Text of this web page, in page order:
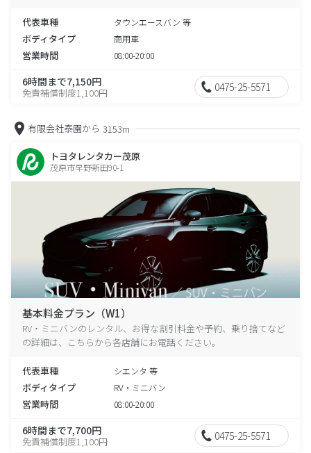
代表車種 タウンエースバン 等
ボディタイプ 商用車
営業時間 08:00-20:00
6時間まで7,150円
免責補償制度1,100円 0475-25-5571
有限会社泰園から 3153m
トヨタレンタカー茂原
茂原市早野新田90-1
基本料金プラン（W1）
RV・ミニバンのレンタル、お得な割引料金や予約、乗り捨てなど
の詳細は、こちらから各店舗にお電話ください。
代表車種 シエンタ 等
ボディタイプ RV・ミニバン
営業時間 08:00-20:00
6時間まで7,700円
免責補償制度1,100円 0475-25-5571